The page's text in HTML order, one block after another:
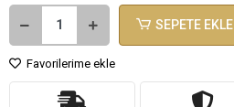
SEPETE EKLE
Favorilerime ekle